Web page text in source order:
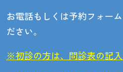
お電話もしくは予約フォー
ださい。
※初診の方は、問診表の記入